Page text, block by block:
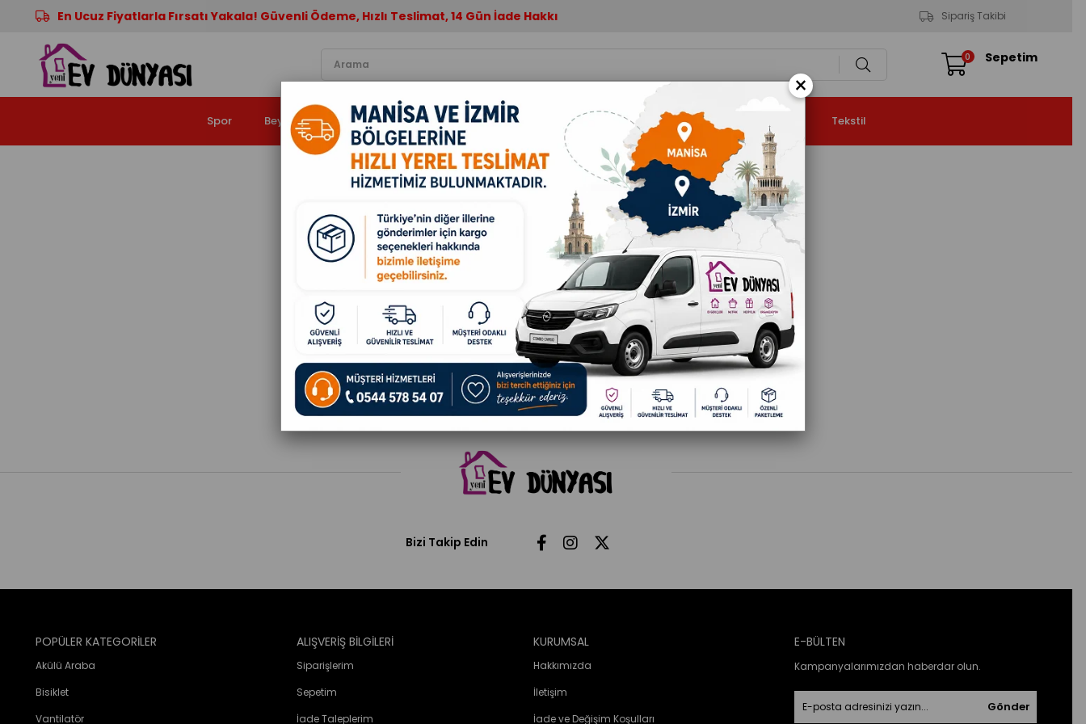
En Ucuz Fiyatlarla Fırsatı Yakala! Güvenli Ödeme, Hızlı Teslimat, 14 Gün İade Hakkı Sipariş Takibi
Sepetim
0
Spor Beyaz Eşya Anne & Bebek Ev Aletleri Mutfak Elektronik Isıtma & Soğutma Tekstil
Bizi Takip Edin
POPÜLER KATEGORİLER
Akülü Araba
Bisiklet
Vantilatör
ALIŞVERİŞ BİLGİLERİ
Siparişlerim
Sepetim
İade Taleplerim
KURUMSAL
Hakkımızda
İletişim
İade ve Değişim Koşulları
E-BÜLTEN
Kampanyalarımızdan haberdar olun.
Gönder
×